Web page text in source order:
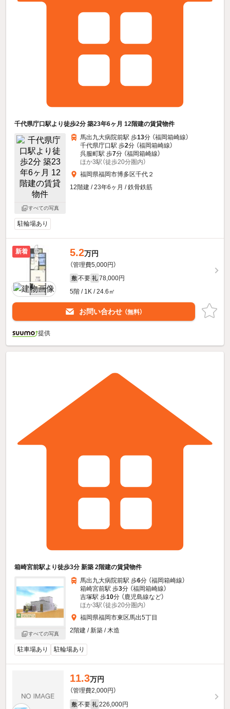
千代県庁口駅より徒歩2分 築23年6ヶ月 12階建の賃貸物件
すべての写真
馬出九大病院前駅 歩13分 （福岡箱崎線）
千代県庁口駅 歩2分 （福岡箱崎線）
呉服町駅 歩7分 （福岡箱崎線）
ほか3駅（徒歩20分圏内）
福岡県福岡市博多区千代２
12階建 / 23年6ヶ月 / 鉄骨鉄筋
駐輪場あり
新着 5.2万円
（管理費5,000円）
敷 不要 礼 78,000円
5階 / 1K / 24.6㎡
お問い合わせ （無料）
提供
箱崎宮前駅より徒歩3分 新築 2階建の賃貸物件
すべての写真
馬出九大病院前駅 歩6分 （福岡箱崎線）
箱崎宮前駅 歩3分 （福岡箱崎線）
吉塚駅 歩10分 （鹿児島線など）
ほか3駅（徒歩20分圏内）
福岡県福岡市東区馬出5丁目
2階建 / 新築 / 木造
駐車場あり 駐輪場あり
11.3万円
（管理費2,000円）
敷 不要 礼 226,000円